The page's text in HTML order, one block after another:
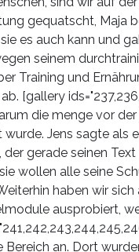
gequatscht, Maja
es auch kann und
seinem
Training und
[gallery
die menge vor
Jens sagte als
gerade seinen
wollen alle seine
haben wir
ausprobiert,
an. Dort